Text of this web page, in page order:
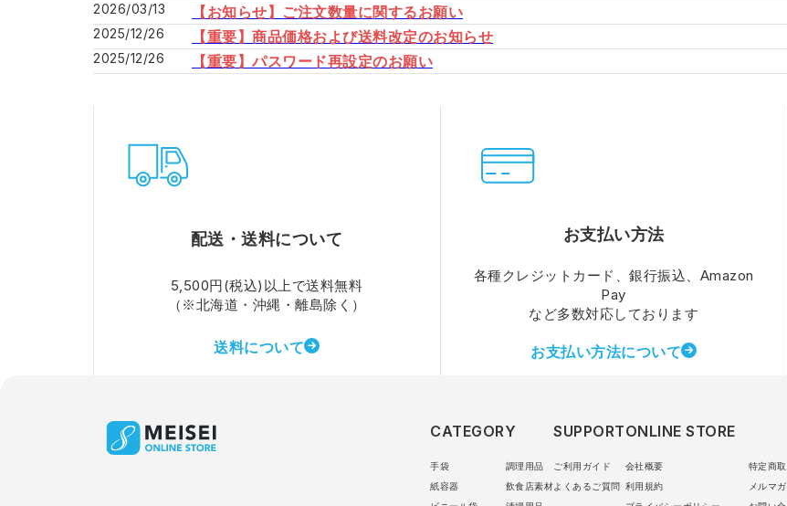
2026/03/13 【お知らせ】ご注文数量に関するお願い
2025/12/26 【重要】商品価格および送料改定のお知らせ
2025/12/26 【重要】パスワード再設定のお願い
配送・送料について
5,500円(税込)以上で送料無料
（※北海道・沖縄・離島除く）
送料について
お支払い方法
各種クレジットカード、銀行振込、Amazon
Pay
など多数対応しております
お支払い方法について
CATEGORY
手袋
紙容器
調理用品
飲食店素材
SUPPORT
ご利用ガイド
よくあるご質問
ONLINE STORE
会社概要
利用規約
特定商
メルマ